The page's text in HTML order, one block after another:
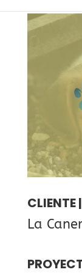
CLIENTE |
La